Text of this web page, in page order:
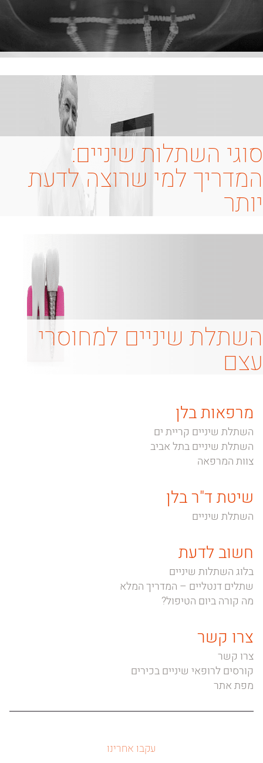
סוגי השתלות שיניים:
המדריך למי שרוצה לדעת
יותר
השתלת שיניים למחוסרי
עצם
מרפאות בלן
השתלת שיניים קריית ים
השתלת שיניים בתל אביב
צוות המרפאה
שיטת ד"ר בלן
השתלת שיניים
חשוב לדעת
בלוג השתלות שיניים
שתלים דנטליים – המדריך המלא
מה קורה ביום הטיפול?
צרו קשר
צרו קשר
קורסים לרופאי שיניים בכירים
מפת אתר
עקבו אחרינו